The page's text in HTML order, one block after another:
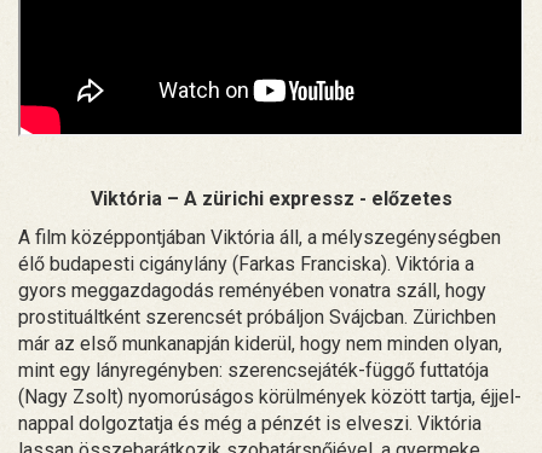
Viktória – A zürichi expressz - előzetes
A film középpontjában Viktória áll, a mélyszegénységben
élő budapesti cigánylány (Farkas Franciska). Viktória a
gyors meggazdagodás reményében vonatra száll, hogy
prostituáltként szerencsét próbáljon Svájcban. Zürichben
már az első munkanapján kiderül, hogy nem minden olyan,
mint egy lányregényben: szerencsejáték-függő futtatója
(Nagy Zsolt) nyomorúságos körülmények között tartja, éjjel-
nappal dolgoztatja és még a pénzét is elveszi. Viktória